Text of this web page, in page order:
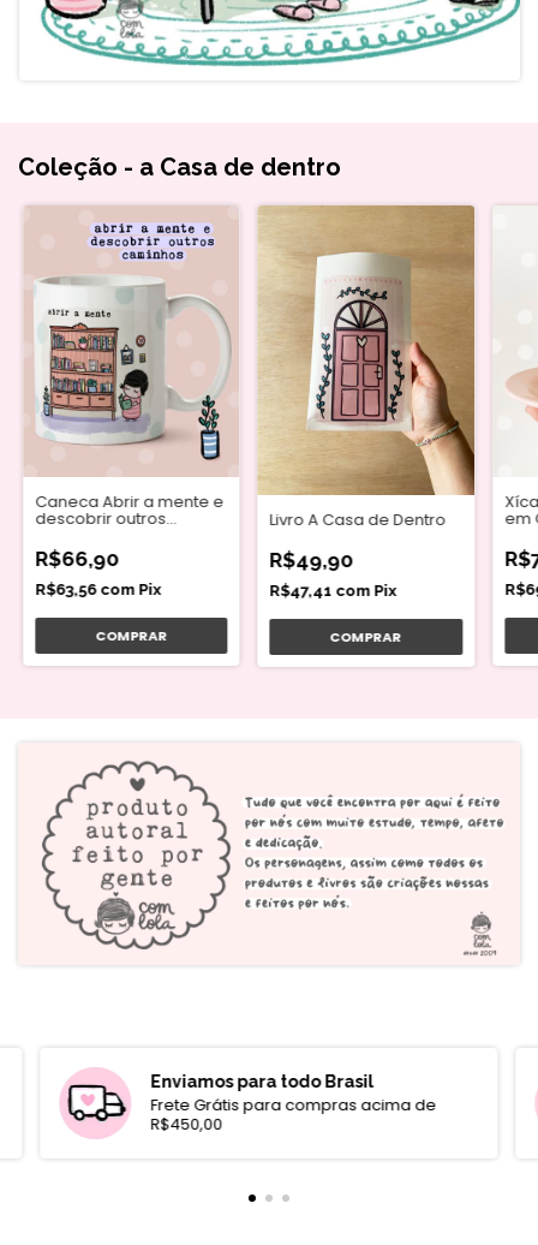
Coleção - a Casa de dentro
Caneca Abrir a mente e
descobrir outros
R$66,90
R$63,56 com Pix
Livro A Casa de Dentro
R$49,90
R$47,41 com Pix
em
Enviamos para todo Brasil
Frete Grátis para compras acima de
R$450,00